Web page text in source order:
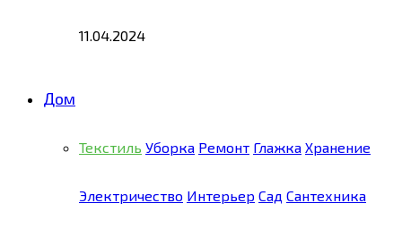
11.04.2024
Дом
Текстиль Уборка Ремонт Глажка Хранение
Электричество Интерьер Сад Сантехника